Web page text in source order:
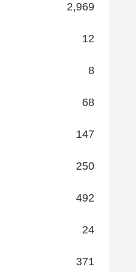
2,969
12
8
68
147
250
492
24
371